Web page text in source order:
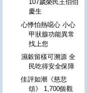
107歲榮民王伯伯
慶生
心悸怕熱噁心 小心
甲狀腺功能異常
找上您
濕穀留樣可溯源 全
民吃得安全保障
佳評如潮《慈悲
頌》 1,700個觀